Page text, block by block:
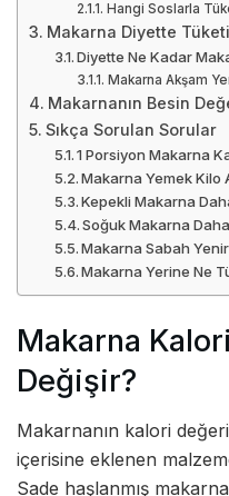
Hangi Soslarla
Makarna Diyette
Diyette Ne Kadar
Makarna Akşam
Makarnanın Besin
Sıkça Sorulan Sorular
1 Porsiyon Makarna
Makarna Yemek Kilo
Kepekli Makarna Daha
Soğuk Makarna
Makarna Sabah
Makarna Yerine Ne
Makarna
Değişir?
Makarnanın kalori
içerisine eklenen
Sade haşlanmış